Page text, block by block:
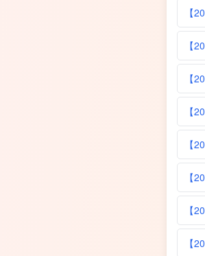
【
【
【
【
【
【
【
【